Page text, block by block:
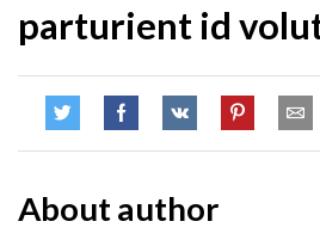
parturient id
About author